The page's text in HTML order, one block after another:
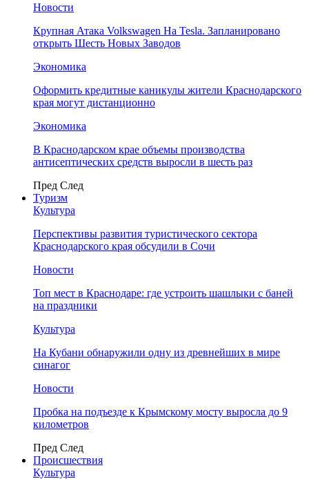
Новости
Крупная Атака Volkswagen На Tesla. Запланировано
открыть Шесть Новых Заводов
Экономика
Оформить кредитные каникулы жители Краснодарского
края могут дистанционно
Экономика
В Краснодарском крае объемы производства
антисептических средств выросли в шесть раз
Пред След
Туризм
Культура
Перспективы развития туристического сектора
Краснодарского края обсудили в Сочи
Новости
Топ мест в Краснодаре: где устроить шашлыки с баней
на праздники
Культура
На Кубани обнаружили одну из древнейших в мире
синагог
Новости
Пробка на подъезде к Крымскому мосту выросла до 9
километров
Пред След
Происшествия
Культура